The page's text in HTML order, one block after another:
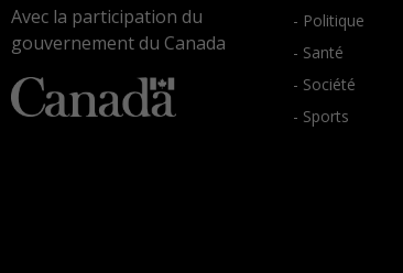
Avec la participation du
gouvernement du Canada
- Politique
- Santé
- Société
- Sports